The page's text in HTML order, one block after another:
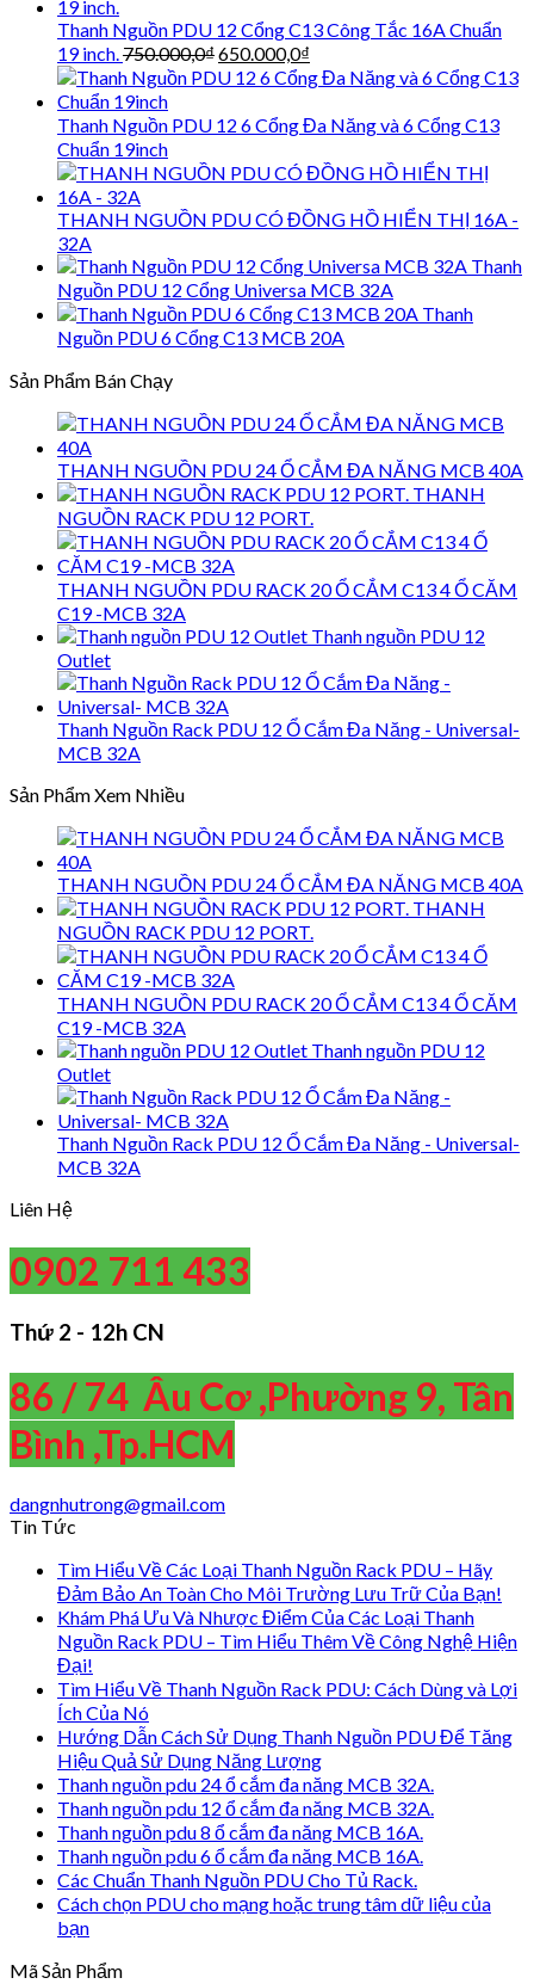
Thanh Nguồn PDU 12 Cổng C13 Công Tắc 16A Chuẩn
19 inch.750.000,0₫Giá
gốc
750.000,0₫.
650.000,0₫
hiện
là:
Thanh Nguồn PDU 12 6 Cổng Đa Năng và 6 Cổng C13
Chuẩn 19inch
THANH NGUỒN PDU CÓ ĐỒNG HỒ HIỂN THỊ 16A -
32A
Thanh
Nguồn PDU 12 Cổng Universa MCB 32A
Thanh
Nguồn PDU 6 Cổng C13 MCB 20A
Sản Phẩm Bán Chạy
THANH NGUỒN PDU 24 Ổ CẮM ĐA NĂNG MCB 40A
THANH
NGUỒN RACK PDU 12 PORT.
THANH NGUỒN PDU RACK 20 Ổ CẮM C13 4 Ổ CĂM
C19 -MCB 32A
Thanh nguồn PDU 12
Outlet
Thanh Nguồn Rack PDU 12 Ổ Cắm Đa Năng - Universal-
MCB 32A
Sản Phẩm Xem Nhiều
THANH NGUỒN PDU 24 Ổ CẮM ĐA NĂNG MCB 40A
THANH
NGUỒN RACK PDU 12 PORT.
THANH NGUỒN PDU RACK 20 Ổ CẮM C13 4 Ổ CĂM
C19 -MCB 32A
Thanh nguồn PDU 12
Outlet
Thanh Nguồn Rack PDU 12 Ổ Cắm Đa Năng - Universal-
MCB 32A
Liên Hệ
0902 711 433
Thứ 2 - 12h CN
86 / 74 Âu Cơ ,Phường 9, Tân
Bình ,Tp.HCM
dangnhutrong@gmail.com
Tin Tức
Tìm Hiểu Về Các Loại Thanh Nguồn Rack PDU – Hãy
Đảm Bảo An Toàn Cho Môi Trường Lưu Trữ Của Bạn!
Khám Phá Ưu Và Nhược Điểm Của Các Loại Thanh
Nguồn Rack PDU – Tìm Hiểu Thêm Về Công Nghệ Hiện
Đại!
Tìm Hiểu Về Thanh Nguồn Rack PDU: Cách Dùng và Lợi
Ích Của Nó
Hướng Dẫn Cách Sử Dụng Thanh Nguồn PDU Để Tăng
Hiệu Quả Sử Dụng Năng Lượng
Thanh nguồn pdu 24 ổ cắm đa năng MCB 32A.
Thanh nguồn pdu 12 ổ cắm đa năng MCB 32A.
Thanh nguồn pdu 8 ổ cắm đa năng MCB 16A.
Thanh nguồn pdu 6 ổ cắm đa năng MCB 16A.
Các Chuẩn Thanh Nguồn PDU Cho Tủ Rack.
Cách chọn PDU cho mạng hoặc trung tâm dữ liệu của
bạn
Mã Sản Phẩm